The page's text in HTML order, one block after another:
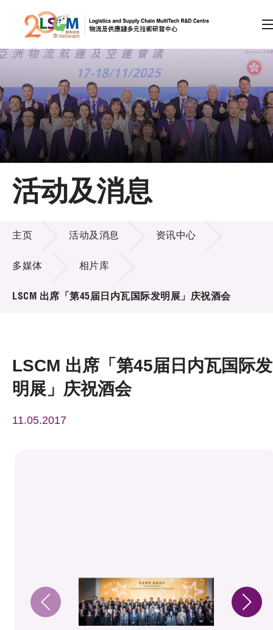
跳到内容（按回车键）
会员登录
A A EN 繁 简
主页
关于LSCM
技术商品化
项目及资助计划
新闻中心
活动及消息
活动及消息
主页 活动及消息 资讯中心
多媒体 相片库
LSCM 出席「第45届日内瓦国际发明展」庆祝酒会
LSCM 出席「第45届日内瓦国际发
明展」庆祝酒会
11.05.2017